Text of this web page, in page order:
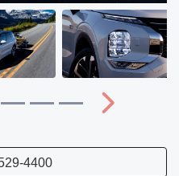
Próximo
4400